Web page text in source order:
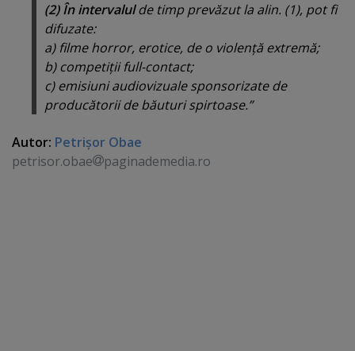
(2) În intervalulde timp prevăzut la alin. (1), pot fi
difuzate:
a) filme horror, erotice, de o violenţă extremă;
b) competiţii full-contact;
c) emisiuni audiovizuale sponsorizate de
producătorii de băuturi spirtoase.”
Autor: Petrişor Obae
petrisor.obae
paginademedia.ro